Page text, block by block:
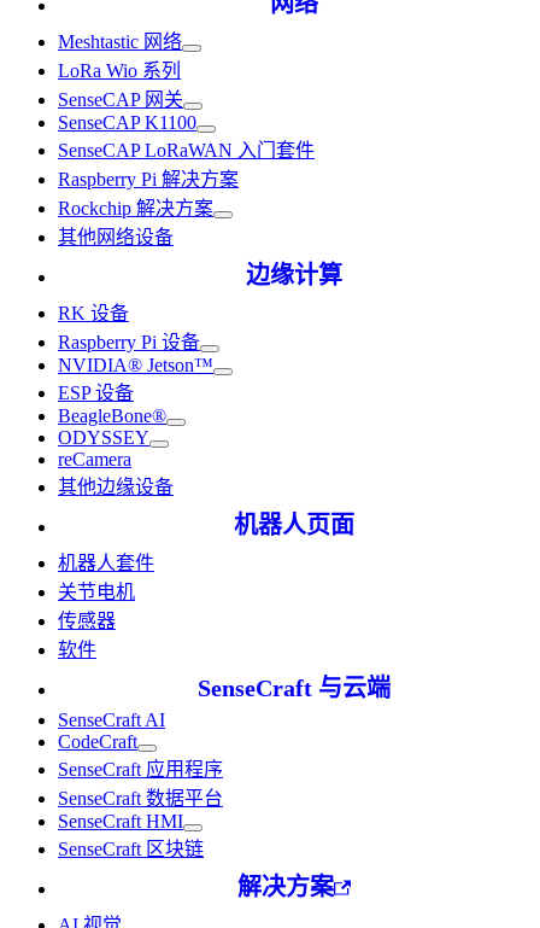
Meshtastic 网络
LoRa Wio 系列
SenseCAP 网关
SenseCAP K1100
SenseCAP LoRaWAN 入门套件
Raspberry Pi 解决方案
Rockchip 解决方案
其他网络设备
边缘计算
RK 设备
Raspberry Pi 设备
NVIDIA® Jetson™
ESP 设备
BeagleBone®
ODYSSEY
reCamera
其他边缘设备
机器人页面
机器人套件
关节电机
传感器
软件
SenseCraft 与云端
SenseCraft AI
CodeCraft
SenseCraft 应用程序
SenseCraft 数据平台
SenseCraft HMI
SenseCraft 区块链
解决方案